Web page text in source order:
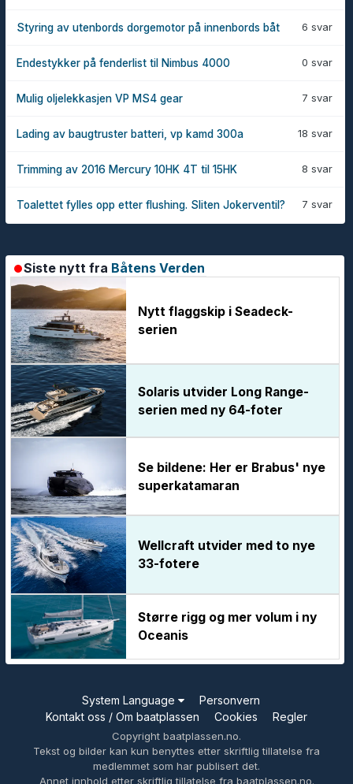
6 svar
Styring av utenbords dorgemotor på innenbords båt
0 svar
Endestykker på fenderlist til Nimbus 4000
7 svar
Mulig oljelekkasjen VP MS4 gear
18 svar
Lading av baugtruster batteri, vp kamd 300a
8 svar
Trimming av 2016 Mercury 10HK 4T til 15HK
7 svar
Toalettet fylles opp etter flushing. Sliten Jokerventil?
Siste nytt fra Båtens Verden
Nytt flaggskip i Seadeck-
serien
Solaris utvider Long Range-
serien med ny 64-foter
Se bildene: Her er Brabus' nye
superkatamaran
Wellcraft utvider med to nye
33-fotere
Større rigg og mer volum i ny
Oceanis
System Language
Personvern
Kontakt oss / Om baatplassen
Cookies Regler
Copyright baatplassen.no.
Tekst og bilder kan kun benyttes etter skriftlig tillatelse fra
medlemmet som har publisert det.
Annet innhold etter skriftlig tillatelse fra baatplassen.no.